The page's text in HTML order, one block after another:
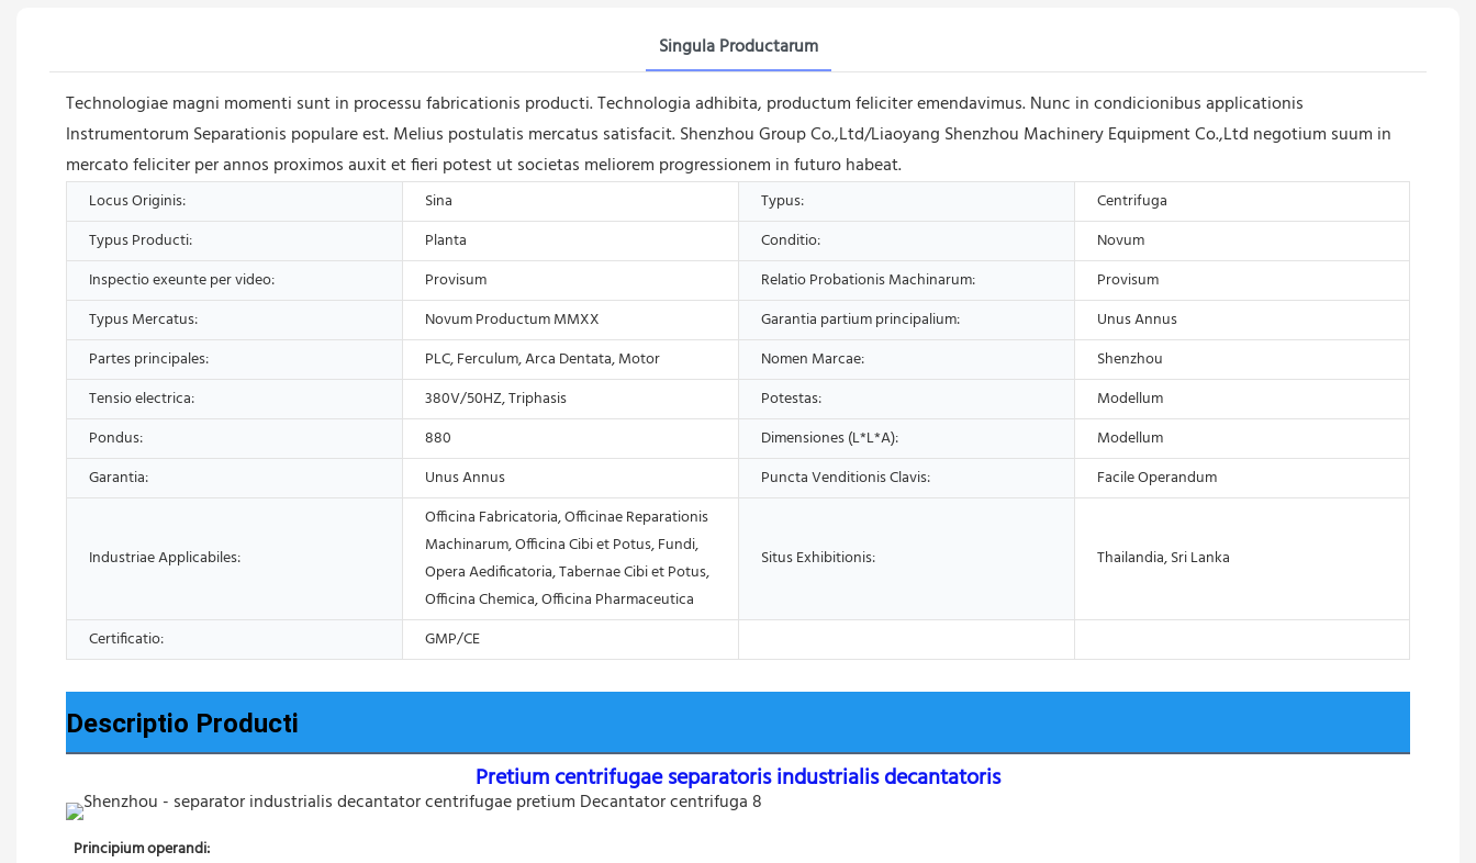
Singula Productarum
Technologiae magni momenti sunt in processu fabricationis producti. Technologia adhibita, productum feliciter emendavimus. Nunc in condicionibus applicationis
Instrumentorum Separationis populare est. Melius postulatis mercatus satisfacit. Shenzhou Group Co.,Ltd/Liaoyang Shenzhou Machinery Equipment Co.,Ltd negotium suum in
mercato feliciter per annos proximos auxit et fieri potest ut societas meliorem progressionem in futuro habeat.
Locus Originis: Sina Typus:
Centrifuga
Typus Producti:
Planta Conditio:
Novum
Inspectio exeunte per video:
Provisum Relatio Probationis Machinarum:
Provisum
Typus Mercatus:
Novum Productum MMXX Garantia partium principalium:
Unus Annus
Partes principales:
PLC, Ferculum, Arca Dentata, Motor Nomen Marcae:
Shenzhou
Tensio electrica:
380V/50HZ, Triphasis Potestas:
Modellum
Pondus:
880 Dimensiones (L*L*A):
Modellum
Garantia:
Unus Annus Puncta Venditionis Clavis: Facile Operandum
Industriae Applicabiles:
Officina Fabricatoria, Officinae Reparationis
Machinarum, Officina Cibi et Potus, Fundi,
Opera Aedificatoria, Tabernae Cibi et Potus,
Officina Chemica, Officina Pharmaceutica
Situs Exhibitionis: Thailandia, Sri Lanka
Certificatio: GMP/CE
Descriptio Producti
Pretium centrifugae separatoris industrialis decantatoris
Principium operandi: